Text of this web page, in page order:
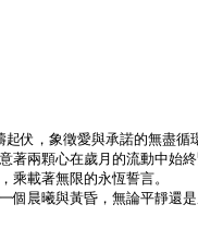
伏，象徵愛與承諾的無盡循
著兩顆心在歲月的流動中始終
乘載著無限的永恆誓言。
個晨曦與黃昏，無論平靜還是